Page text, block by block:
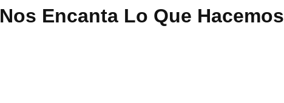
Nos Encanta Lo Que Hacemos